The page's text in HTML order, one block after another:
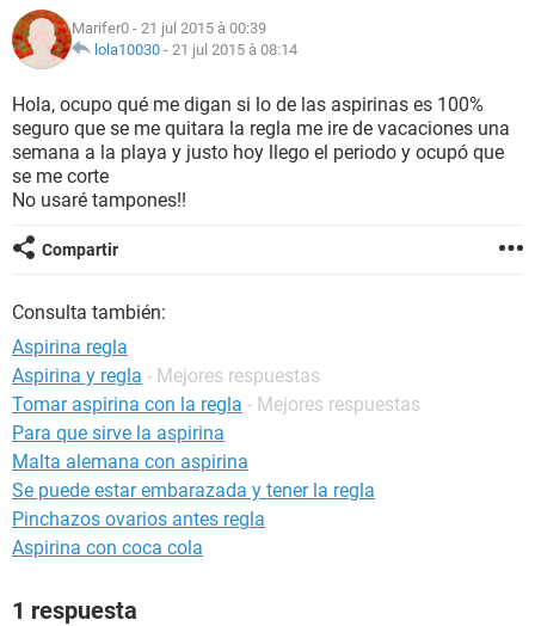
NUTRICIÓN
BIENESTAR
SEXUALIDAD
GLOSARIO
Marifer0 - 21 jul 2015 à 00:39
lola10030 - 21 jul 2015 à 08:14
Hola, ocupo qué me digan si lo de las aspirinas es 100%
seguro que se me quitara la regla me ire de vacaciones una
semana a la playa y justo hoy llego el periodo y ocupó que
se me corte
No usaré tampones!!
Compartir
Consulta también:
Aspirina regla
Aspirina y regla - Mejores respuestas
Tomar aspirina con la regla - Mejores respuestas
Para que sirve la aspirina
Malta alemana con aspirina
Se puede estar embarazada y tener la regla
Pinchazos ovarios antes regla
Aspirina con coca cola
1 respuesta